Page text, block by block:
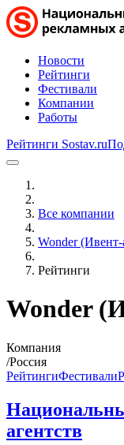
Новости
Рейтинги
Фестивали
Компании
Работы
Рейтинги Sostav.ru
Все компании
Wonder (​Ивент-
Рейтинги
Wonder
Компания
/Россия
РейтингиФестивали
агентств